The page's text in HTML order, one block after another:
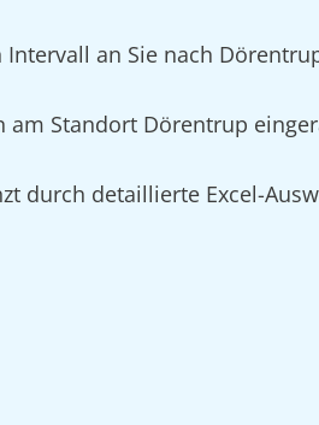
an Sie nach
am Standort Dörentrup
durch detaillierte Excel-